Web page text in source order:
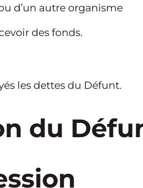
d’un autre organisme
des fonds.
les dettes du Défunt.
du